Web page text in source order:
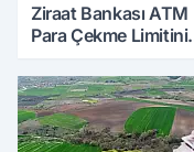
Ziraat Bankası ATM
Para Çekme Limitini
Limit 30 Bin TL Oldu